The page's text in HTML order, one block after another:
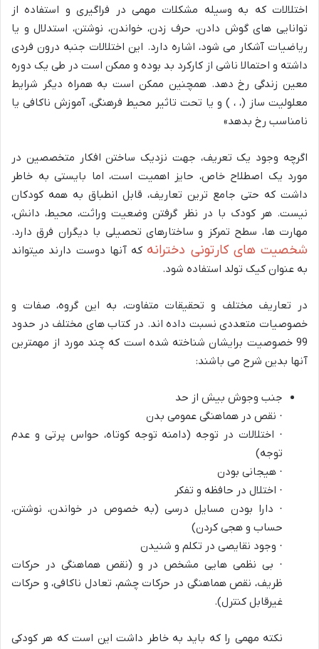
اختلالات که به وسیله مشکلات مهمی در فراگیری و استفاده از
توانایی های گوش دادن، حرف زدن، خواندن، نوشتن، استدلال و یا
ریاضیات آشکار می شود، اشاره دارد. این اختلالات جنبه درون فردی
داشته و احتمالا ناشی از کارکرد بد بوده و ممکن است در طی یک دوره
معین زندگی رخ دهد. همچنین ممکن است به همراه دیگر شرایط
معلولیت ساز (، ، ) و یا تحت تاثیر محیط فرهنگی، آموزش ناکافی یا
نامناسب رخ بدهد»
اگرچه وجود یک تعریف، جهت نزدیک ساختن افکار متخصصین در
مورد یک اصطلاح خاص، حایز اهمیت است، اما بایستی به خاطر
داشت که حتی جامع ترین تعاریف، قابل انطباق به همه کودکان
نیست. هر کودک با در نظر گرفتن وضعیت وراثت، محیط، دانش،
مهارت ها، سطح تمرکز و ساختارهای تحصیلی با دیگران فرق دارد.
شخصیت های کارتونی دخترانه که آنها دوست دارند میتواند
به عنوان کیک تولد استفاده شود.
در تعاریف مختلف و تحقیقات متفاوت، به این گروه، صفات و
خصوصیات متعددی نسبت داده اند. در کتاب های مختلف در حدود
99 خصوصیت برایشان شناخته شده است که چند مورد از مهمترین
آنها بدین شرح می باشند:
جنب وجوش بیش از حد
· نقص در هماهنگی عمومی بدن
· اختلالات در توجه (دامنه توجه کوتاه، حواس پرتی و عدم
توجه)
· هیجانی بودن
· اختلال در حافظه و تفکر
· دارا بودن مسایل درسی (به خصوص در خواندن، نوشتن،
حساب و هجی کردن)
· وجود نقایصی در تکلم و شنیدن
· بی نظمی هایی مشخص در و (نقص هماهنگی در حرکات
ظریف، نقص هماهنگی در حرکات چشم، تعادل ناکافی، و حرکات
غیرقابل کنترل).
نکته مهمی را که باید به خاطر داشت این است که هر کودکی